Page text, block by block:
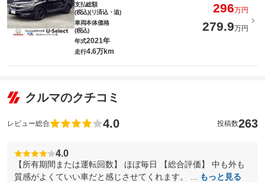
支払総額
(税込)(リ済込・追)
296万円
車両本体価格
(税込)
279.9万円
年式2021年
走行4.6万km
クルマのクチコミ
レビュー総合 4.0 投稿数263
4.0
【所有期間または運転回数】 ほぼ毎日 【総合評価】 中も外も
質感がよくていい車だと感じさせてくれます。 ...
もっと見る